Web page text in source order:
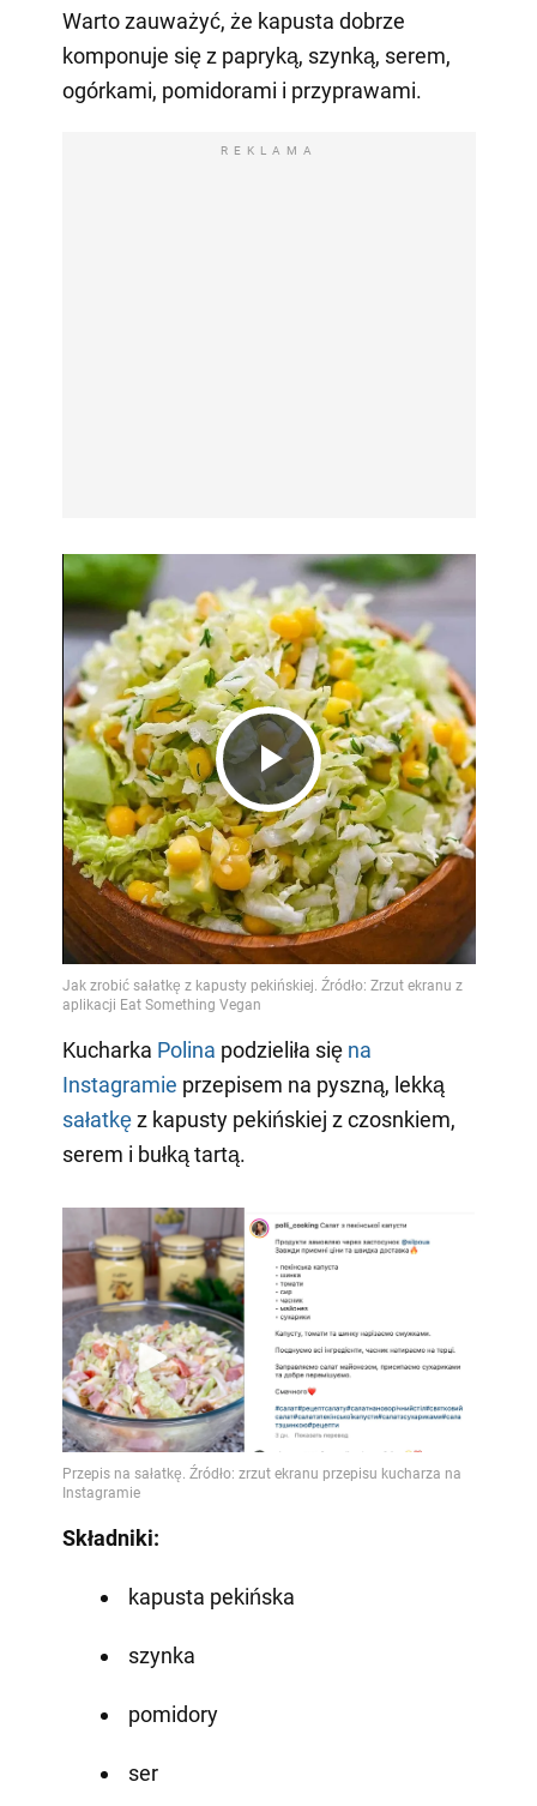
Warto zauważyć, że kapusta dobrze
komponuje się z papryką, szynką, serem,
ogórkami, pomidorami i przyprawami.
REKLAMA
Play
Video
Kucharka Polina podzieliła się na
Instagramie przepisem na pyszną, lekką
sałatkęz kapusty pekińskiej z czosnkiem,
serem i bułką tartą.
Składniki:
kapusta pekińska
szynka
pomidory
ser